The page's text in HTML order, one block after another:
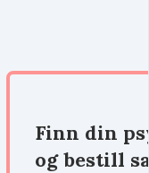
Finn din
og bestill